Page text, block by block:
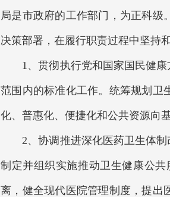
局是市政府的工作部门，为正科级
决策部署，在履行职责过程中坚持
1、贯彻执行党和国家国民健康
范围内的标准化工作。统筹规划卫
化、普惠化、便捷化和公共资源向
2、协调推进深化医药卫生体制
制定并组织实施推动卫生健康公
离，健全现代医院管理制度，提出